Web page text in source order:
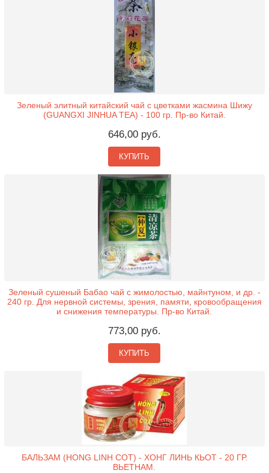
Зеленый элитный китайский чай с цветками жасмина Шижу
(GUANGXI JINHUA TEA) - 100 гр. Пр-во Китай.
646,00 руб.
КУПИТЬ
Зеленый сушеный Бабао чай с жимолостью, майнтуном, и др. -
240 гр. Для нервной системы, зрения, памяти, кровообращения
и снижения температуры. Пр-во Китай.
773,00 руб.
КУПИТЬ
БАЛЬЗАМ (HONG LINH COT) - ХОНГ ЛИНЬ КЬОТ - 20 ГР.
ВЬЕТНАМ.